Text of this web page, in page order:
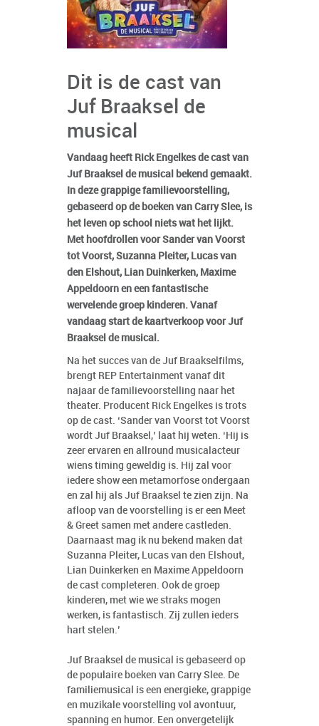
Dit is de cast van
Juf Braaksel de
musical
Vandaag heeft Rick Engelkes de cast van
Juf Braaksel de musical bekend gemaakt.
In deze grappige familievoorstelling,
gebaseerd op de boeken van Carry Slee, is
het leven op school niets wat het lijkt.
Met hoofdrollen voor Sander van Voorst
tot Voorst, Suzanna Pleiter, Lucas van
den Elshout, Lian Duinkerken, Maxime
Appeldoorn en een fantastische
wervelende groep kinderen. Vanaf
vandaag start de kaartverkoop voor Juf
Braaksel de musical.
Na het succes van de Juf Braakselfilms,
brengt REP Entertainment vanaf dit
najaar de familievoorstelling naar het
theater. Producent Rick Engelkes is trots
op de cast. ‘Sander van Voorst tot Voorst
wordt Juf Braaksel,’ laat hij weten. ‘Hij is
zeer ervaren en allround musicalacteur
wiens timing geweldig is. Hij zal voor
iedere show een metamorfose ondergaan
en zal hij als Juf Braaksel te zien zijn. Na
afloop van de voorstelling is er een Meet
& Greet samen met andere castleden.
Daarnaast mag ik nu bekend maken dat
Suzanna Pleiter, Lucas van den Elshout,
Lian Duinkerken en Maxime Appeldoorn
de cast completeren. Ook de groep
kinderen, met wie we straks mogen
werken, is fantastisch. Zij zullen ieders
hart stelen.’
Juf Braaksel de musical is gebaseerd op
de populaire boeken van Carry Slee. De
familiemusical is een energieke, grappige
en muzikale voorstelling vol avontuur,
spanning en humor. Een onvergetelijk